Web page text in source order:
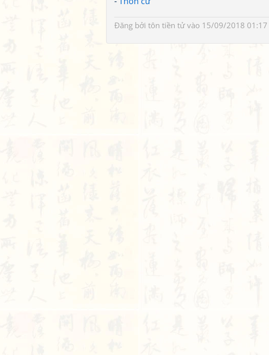
Đăng bởi tôn tiền tửvào 15/09/2018 01:17